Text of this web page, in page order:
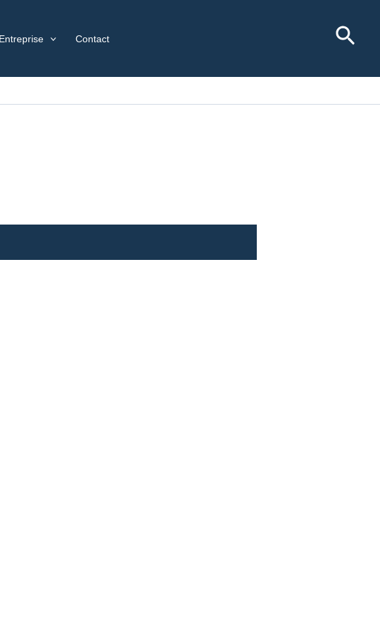
Entreprise Contact